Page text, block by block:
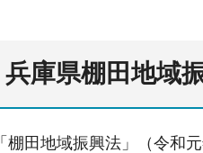
兵庫県棚田地域
「棚田地域振興法」（令和